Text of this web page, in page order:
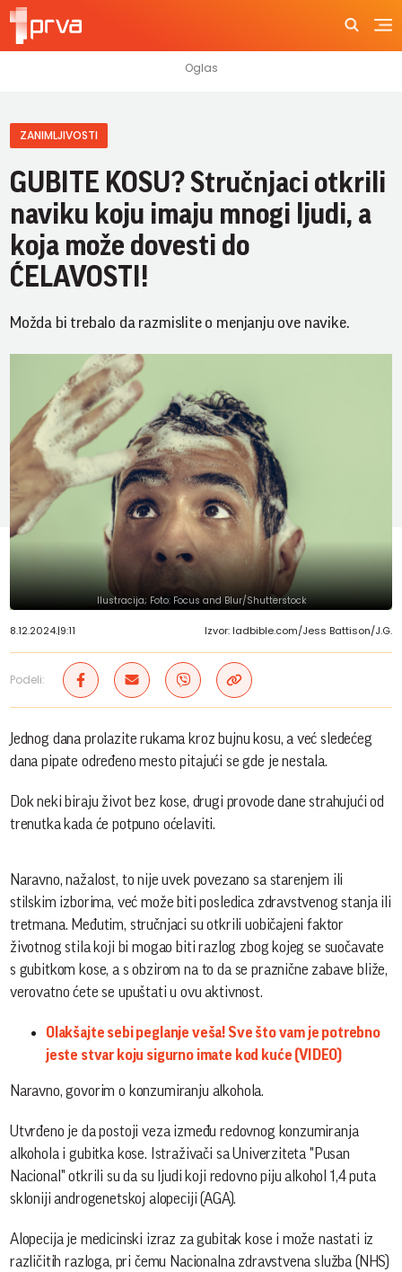
ZANIMLJIVOSTI
GUBITE KOSU? Stručnjaci otkrili
naviku koju imaju mnogi ljudi, a
koja može dovesti do
ĆELAVOSTI!
Možda bi trebalo da razmislite o menjanju ove navike.
Ilustracija; Foto: Focus and Blur/Shutterstock
8.12.2024.|9:11 Izvor: ladbible.com/Jess Battison/J.G.
Podeli:
Jednog dana prolazite rukama kroz bujnu kosu, a već sledećeg
dana pipate određeno mesto pitajući se gde je nestala.
Dok neki biraju život bez kose, drugi provode dane strahujući od
trenutka kada će potpuno oćelaviti.
Naravno, nažalost, to nije uvek povezano sa starenjem ili
stilskim izborima, već može biti posledica zdravstvenog stanja ili
tretmana. Međutim, stručnjaci su otkrili uobičajeni faktor
životnog stila koji bi mogao biti razlog zbog kojeg se suočavate
s gubitkom kose, a s obzirom na to da se praznične zabave bliže,
verovatno ćete se upuštati u ovu aktivnost.
Olakšajte sebi peglanje veša! Sve što vam je potrebno
jeste stvar koju sigurno imate kod kuće (VIDEO)
Naravno, govorim o konzumiranju alkohola.
Utvrđeno je da postoji veza između redovnog konzumiranja
alkohola i gubitka kose. Istraživači sa Univerziteta "Pusan
Nacional" otkrili su da su ljudi koji redovno piju alkohol 1,4 puta
skloniji androgenetskoj alopeciji (AGA).
Alopecija je medicinski izraz za gubitak kose i može nastati iz
različitih razloga, pri čemu Nacionalna zdravstvena služba (NHS)